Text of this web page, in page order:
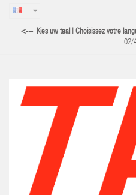
<--- Kies uw taal | Choisissez votre
02/